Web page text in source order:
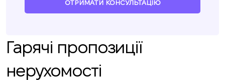
ОТРИМАТИ КОНСУЛЬТАЦІЮ
Гарячі пропозиції
нерухомості